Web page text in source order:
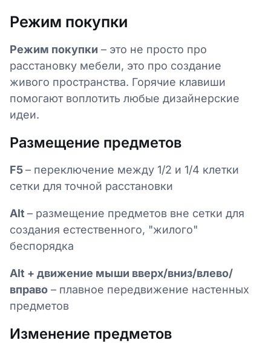
Режим покупки
Режим покупки – это не просто про
расстановку мебели, это про создание
живого пространства. Горячие клавиши
помогают воплотить любые дизайнерские
идеи.
Размещение предметов
F5– переключение между 1/2 и 1/4 клетки
сетки для точной расстановки
Alt – размещение предметов вне сетки для
создания естественного, "жилого"
беспорядка
Alt + движение мыши вверх/вниз/влево/
вправо – плавное передвижение настенных
предметов
Изменение предметов